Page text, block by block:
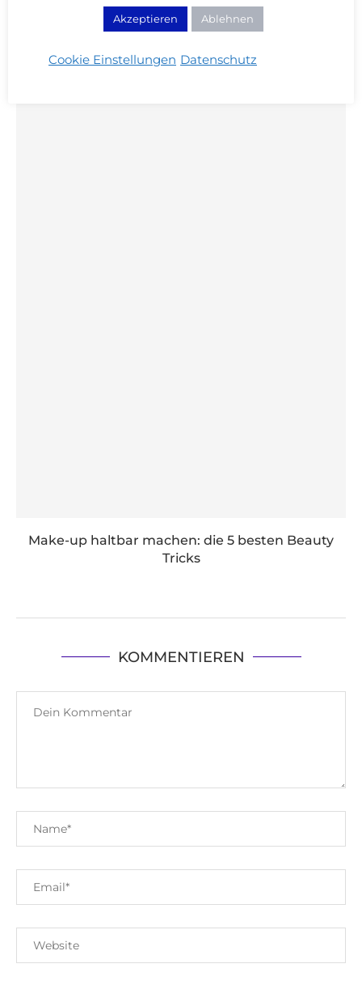
Make-up haltbar machen: die 5 besten Beauty
Tricks
KOMMENTIEREN
Akzeptieren Ablehnen
Cookie Einstellungen Datenschutz